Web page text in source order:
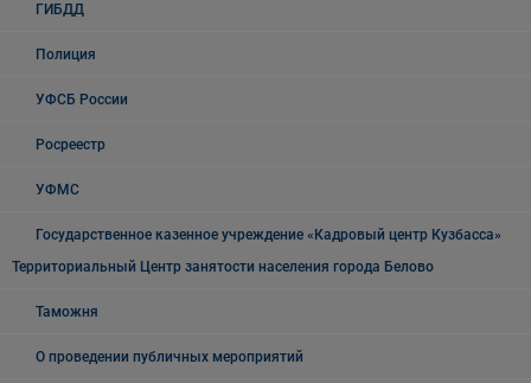
ГИБДД
Полиция
УФСБ России
Росреестр
УФМС
Государственное казенное учреждение «Кадровый центр Кузбасса»
Территориальный Центр занятости населения города Белово
Таможня
О проведении публичных мероприятий